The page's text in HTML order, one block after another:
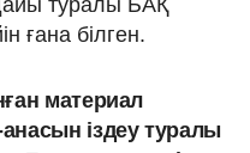
туралы БАҚ
ғана білген.
материал
іздеу туралы